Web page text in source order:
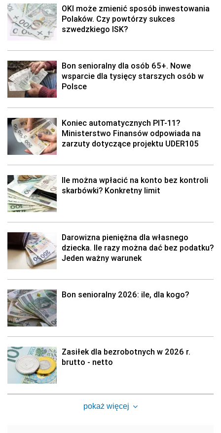
OKI może zmienić sposób inwestowania
Polaków. Czy powtórzy sukces
szwedzkiego ISK?
Bon senioralny dla osób 65+. Nowe
wsparcie dla tysięcy starszych osób w
Polsce
Koniec automatycznych PIT-11?
Ministerstwo Finansów odpowiada na
zarzuty dotyczące projektu UDER105
Ile można wpłacić na konto bez kontroli
skarbówki? Konkretny limit
Darowizna pieniężna dla własnego
dziecka. Ile razy można dać bez podatku?
Jeden ważny warunek
Bon senioralny 2026: ile, dla kogo?
Zasiłek dla bezrobotnych w 2026 r.
brutto - netto
pokaż więcej